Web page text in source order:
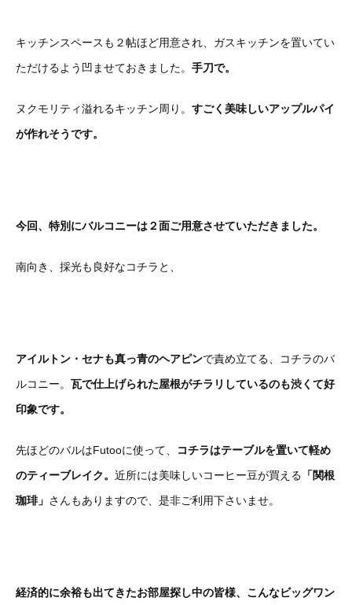
キッチンスペースも２帖ほど用意され、ガスキッチンを置いてい
ただけるよう凹ませておきました。 手刀で。
ヌクモリティ溢れるキッチン周り。 すごく美味しいアップルパイ
が作れそうです。
今回、特別にバルコニーは２面ご用意させていただきました。
南向き、採光も良好なコチラと、
アイルトン・セナも真っ青のヘアピンで責め立てる、コチラのバ
ルコニー。 瓦で仕上げられた屋根がチラリしているのも渋くて好
印象です。
先ほどのバルはFutooに使って、
コチラはテーブルを置いて軽め
のティーブレイク。 近所には美味しいコーヒー豆が買える 「関根
珈琲」 さんもありますので、是非ご利用下さいませ。
経済的に余裕も出てきたお部屋探し中の皆様、こんなビッグワン